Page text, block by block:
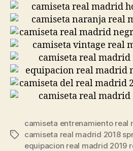
Etiquetas
camiseta entrenamiento real
camiseta real madrid 2018
equipacion real madrid 2019